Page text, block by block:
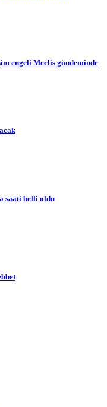
engeli Meclis gündeminde
saati belli oldu